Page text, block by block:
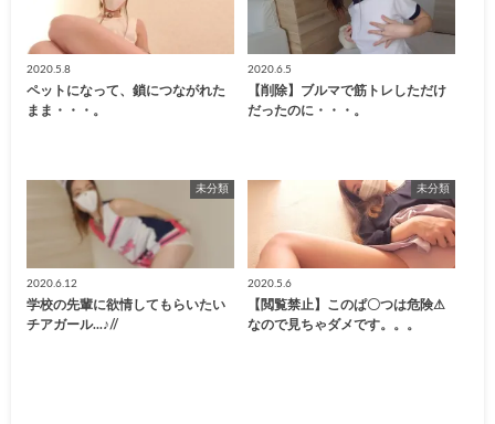
2020.5.8
ペットになって、鎖につながれた
まま・・・。
2020.6.5
【削除】ブルマで筋トレしただけ
だったのに・・・。
未分類
2020.6.12
学校の先輩に欲情してもらいたい
チアガール...♪//
未分類
2020.5.6
【閲覧禁止】このぱ〇つは危険⚠
なので見ちゃダメです。。。